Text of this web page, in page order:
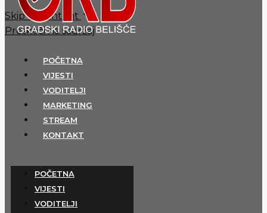
Skip to content
Preskoči na sadržaj
POČETNA
VIJESTI
VODITELJI
MARKETING
STREAM
KONTAKT
POČETNA
VIJESTI
VODITELJI